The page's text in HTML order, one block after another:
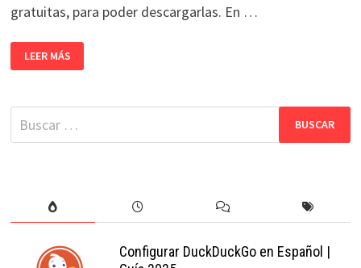
gratuitas, para poder descargarlas. En …
INSTALAR
APLICACIONES
EN
DESDE
LA
TIENDA
LEER MÁS
Buscar:
Configurar DuckDuckGo en Español |